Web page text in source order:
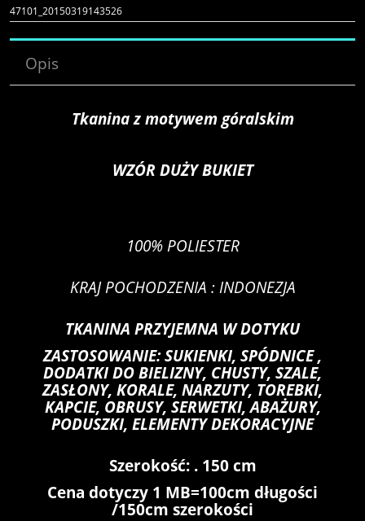
47101_20150319143526
Opis
Tkanina z motywem góralskim
WZÓR DUŻY BUKIET
100% POLIESTER
KRAJ POCHODZENIA : INDONEZJA
TKANINA PRZYJEMNA W DOTYKU
ZASTOSOWANIE: SUKIENKI, SPÓDNICE ,
DODATKI DO BIELIZNY, CHUSTY, SZALE,
ZASŁONY, KORALE, NARZUTY, TOREBKI,
KAPCIE, OBRUSY, SERWETKI, ABAŻURY,
PODUSZKI, ELEMENTY DEKORACYJNE
Szerokość: . 150 cm
Cena dotyczy 1 MB=100cm długości
/150cm szerokości